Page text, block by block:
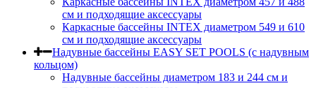
cм и подходящие аксессуары
Каркасные бассейны INTEX диаметром 549 и 610
см и подходящие аксессуары
Надувные бассейны EASY SET POOLS (с надувным
кольцом)
Надувные бассейны диаметром 183 и 244 см и